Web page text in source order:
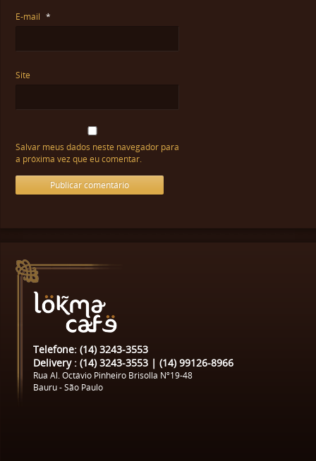
E-mail *
Site
Salvar meus dados neste navegador para
a próxima vez que eu comentar.
Telefone: (14) 3243-3553
Delivery : (14) 3243-3553 | (14) 99126-8966
Rua Al. Octávio Pinheiro Brisolla Nº19-48
Bauru - São Paulo